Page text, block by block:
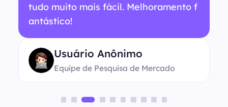
tudo muito mais fácil. Melhoramento f
antástico!
Usuário Anônimo
Equipe de Pesquisa de Mercado